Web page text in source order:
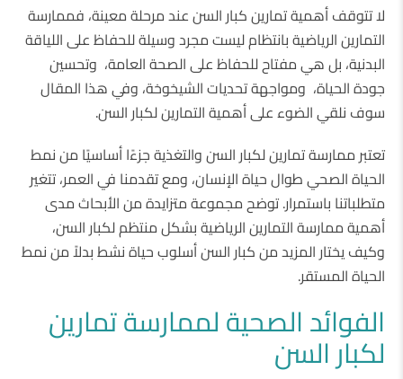
لا تتوقف أهمية تمارين كبار السن عند مرحلة معينة، فممارسة
التمارين الرياضية بانتظام ليست مجرد وسيلة للحفاظ على اللياقة
البدنية، بل هي مفتاح للحفاظ على الصحة العامة، وتحسين
جودة الحياة، ومواجهة تحديات الشيخوخة، وفي هذا المقال
سوف نلقي الضوء على أهمية التمارين لكبار السن.
تعتبر ممارسة تمارين لكبار السن والتغذية جزءًا أساسيًا من نمط
الحياة الصحي طوال حياة الإنسان، ومع تقدمنا ​​في العمر، تتغير
متطلباتنا باستمرار. توضح مجموعة متزايدة من الأبحاث مدى
أهمية ممارسة التمارين الرياضية بشكل منتظم لكبار السن،
وكيف يختار المزيد من كبار السن أسلوب حياة نشط بدلاً من نمط
الحياة المستقر.
الفوائد الصحية لممارسة تمارين
لكبار السن